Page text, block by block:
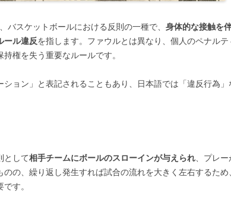
バスケットボールにおける反則の一種で、 身体的な接触を
ール違反を指します。ファウルとは異なり、個人のペナル
権を失う重要なルールです。
ション」と表記されることもあり、日本語では「違反行為
として相手チームにボールのスローインが与えられ、プレー
の、繰り返し発生すれば試合の流れを大きく左右するた
す。